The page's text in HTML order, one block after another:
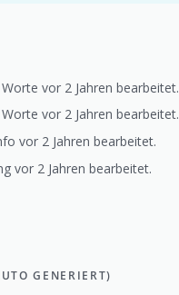
vor 2 Jahren bearbeitet.
vor 2 Jahren bearbeitet.
vor 2 Jahren bearbeitet.
vor 2 Jahren bearbeitet.
GENERIERT)